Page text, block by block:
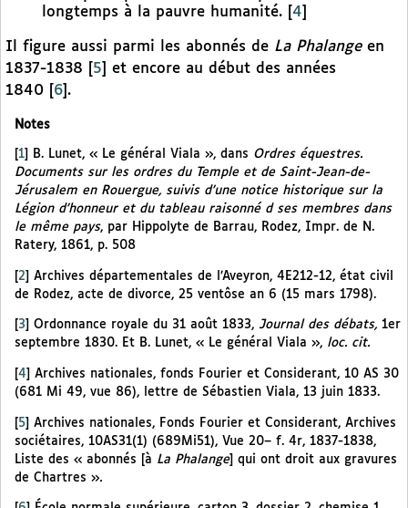
longtemps à la pauvre humanité.
4
Il figure aussi parmi les abonnés de La Phalangeen
1837-1838
5
et encore au début des années
1840
6 .
Notes
1 B. Lunet, « Le général Viala », dans Ordres équestres.
Documents sur les ordres du Temple et de Saint-Jean-de-
Jérusalem en Rouergue, suivis d’une notice historique sur la
Légion d’honneur et du tableau raisonné d ses membres dans
le même pays, par Hippolyte de Barrau, Rodez, Impr. de N.
Ratery, 1861, p. 508
[2] Archives départementales de l’Aveyron, 4E212-12, état civil
de Rodez, acte de divorce, 25 ventôse an 6 (15 mars 1798).
3 Ordonnance royale du 31 août 1833, Journal des débats, 1er
septembre 1830. Et B. Lunet, « Le général Viala », loc. cit.
4
Archives nationales, fonds Fourier et Considerant, 10 AS 30
(681 Mi 49, vue 86), lettre de Sébastien Viala, 13 juin 1833.
[5] Archives nationales, Fonds Fourier et Considerant, Archives
sociétaires, 10AS31(1) (689Mi51), Vue 20– f. 4r, 1837-1838,
Liste des « abonnés [à La Phalange] qui ont droit aux gravures
de Chartres ».